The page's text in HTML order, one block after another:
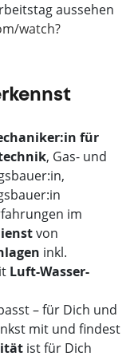
aussehen
watch?
für
, Gas- und
im
von
inkl.
Luft-Wasser-
– für Dich und
mit und findest
ist für Dich